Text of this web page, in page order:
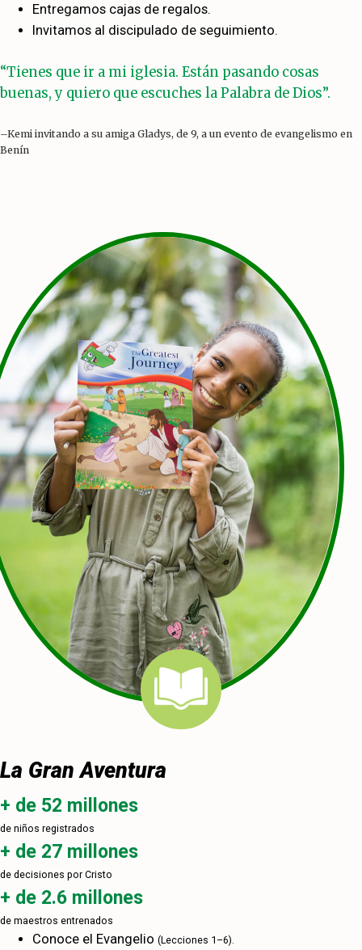
Entregamos cajas de regalos.
Invitamos al discipulado de seguimiento.
“Tienes que ir a mi iglesia. Están pasando cosas
buenas, y quiero que escuches la Palabra de Dios”.
–Kemi invitando a su amiga Gladys, de 9, a un evento de evangelismo en
Benín
La Gran Aventura
+ de 52 millones
de niños registrados
+ de 27 millones
de decisiones por Cristo
+ de 2.6 millones
de maestros entrenados
Conoce el Evangelio (Lecciones 1–6).